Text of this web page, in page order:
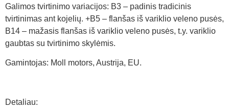
Galimos tvirtinimo variacijos: B3 – padinis tradicinis
tvirtinimas ant kojelių. +B5 – flanšas iš variklio veleno pusės,
B14 – mažasis flanšas iš variklio veleno pusės, t.y. variklio
gaubtas su tvirtinimo skylėmis.
Gamintojas: Moll motors, Austrija, EU.
Detaliau: